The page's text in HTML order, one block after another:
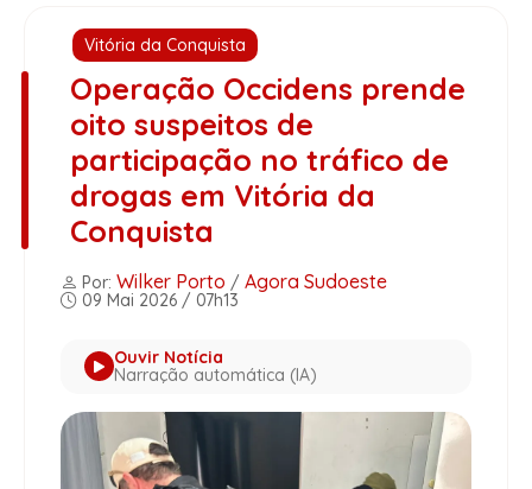
Vitória da Conquista
Operação Occidens prende
oito suspeitos de
participação no tráfico de
drogas em Vitória da
Conquista
Por: Wilker Porto / Agora Sudoeste
09 Mai 2026 / 07h13
Ouvir Notícia
Narração automática (IA)